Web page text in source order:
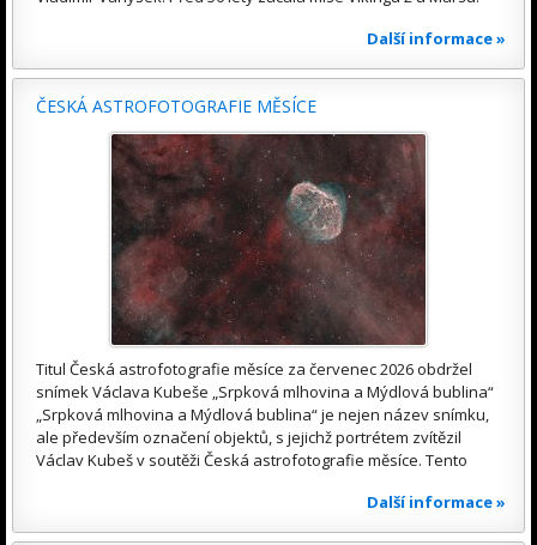
Další informace »
ČESKÁ ASTROFOTOGRAFIE MĚSÍCE
Titul Česká astrofotografie měsíce za červenec 2026 obdržel
snímek Václava Kubeše „Srpková mlhovina a Mýdlová bublina“
„Srpková mlhovina a Mýdlová bublina“ je nejen název snímku,
ale především označení objektů, s jejichž portrétem zvítězil
Václav Kubeš v soutěži Česká astrofotografie měsíce. Tento
Další informace »